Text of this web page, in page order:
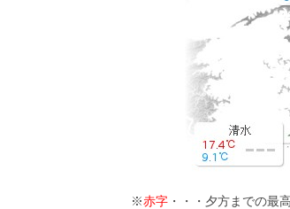
※赤字 ・・・夕方までの最